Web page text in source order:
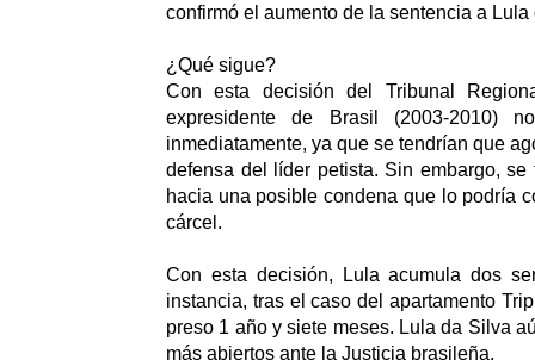
confirmó el aumento de la sentencia a Lula
¿Qué sigue?
Con esta decisión del Tribunal
expresidente de Brasil (2003-2010)
inmediatamente, ya que se tendrían que
defensa del líder petista. Sin embargo,
hacia una posible condena que lo podría
cárcel.
Con esta decisión, Lula acumula dos
instancia, tras el caso del apartamento
preso 1 año y siete meses. Lula da Silva
más abiertos ante la Justicia brasileña.